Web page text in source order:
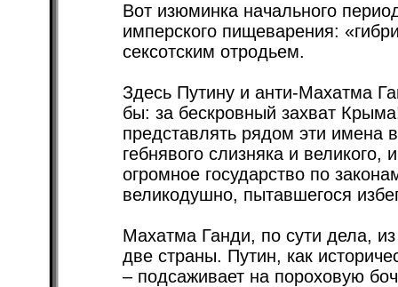
Вот изюминка начального
имперского пищеварения:
сексотским отродьем.
Здесь Путину и анти-Махатма
бы: за бескровный захват
представлять рядом эти имена
гебнявого слизняка и великого,
огромное государство по
великодушно, пытавшегося
Махатма Ганди, по сути дела,
две страны. Путин, как
– подсаживает на пороховую